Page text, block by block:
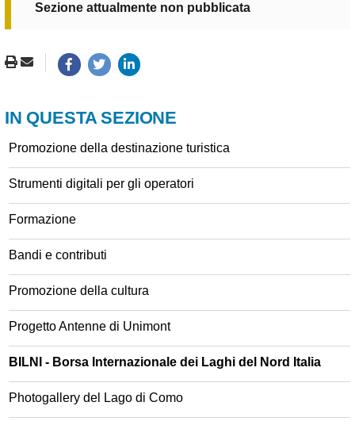
Sezione attualmente non pubblicata
IN QUESTA SEZIONE
Promozione della destinazione turistica
Strumenti digitali per gli operatori
Formazione
Bandi e contributi
Promozione della cultura
Progetto Antenne di Unimont
BILNI - Borsa Internazionale dei Laghi del Nord Italia
Photogallery del Lago di Como